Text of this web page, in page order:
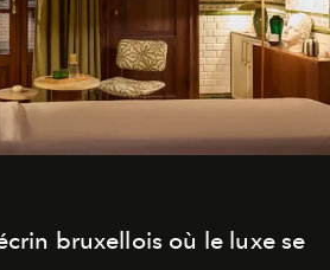
bruxellois où le luxe se